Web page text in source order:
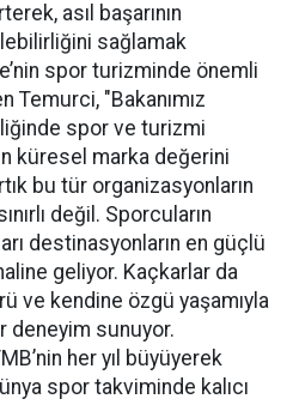
asıl başarının
sağlamak
spor turizminde önemli
Temurci, "Bakanımız
spor ve turizmi
küresel marka değerini
bu tür organizasyonların
değil. Sporcuların
destinasyonların en güçlü
geliyor. Kaçkarlar da
ve kendine özgü yaşamıyla
deneyim sunuyor.
her yıl büyüyerek
spor takviminde kalıcı